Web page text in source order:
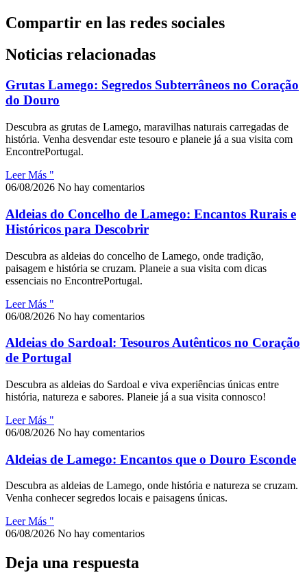
Compartir en las redes sociales
Noticias relacionadas
Grutas Lamego: Segredos Subterrâneos no Coração
do Douro
Descubra as grutas de Lamego, maravilhas naturais carregadas de
história. Venha desvendar este tesouro e planeie já a sua visita com
EncontrePortugal.
Leer Más "
06/08/2026 No hay comentarios
Aldeias do Concelho de Lamego: Encantos Rurais e
Históricos para Descobrir
Descubra as aldeias do concelho de Lamego, onde tradição,
paisagem e história se cruzam. Planeie a sua visita com dicas
essenciais no EncontrePortugal.
Leer Más "
06/08/2026 No hay comentarios
Aldeias do Sardoal: Tesouros Autênticos no Coração
de Portugal
Descubra as aldeias do Sardoal e viva experiências únicas entre
história, natureza e sabores. Planeie já a sua visita connosco!
Leer Más "
06/08/2026 No hay comentarios
Aldeias de Lamego: Encantos que o Douro Esconde
Descubra as aldeias de Lamego, onde história e natureza se cruzam.
Venha conhecer segredos locais e paisagens únicas.
Leer Más "
06/08/2026 No hay comentarios
Deja una respuesta